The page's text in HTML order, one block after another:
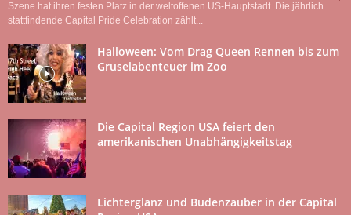
Szene hat ihren festen Platz in der weltoffenen US-Hauptstadt. Die jährlich
stattfindende Capital Pride Celebration zählt...
Halloween: Vom Drag Queen Rennen bis zum
Gruselabenteuer im Zoo
Die Capital Region USA feiert den
amerikanischen Unabhängigkeitstag
Lichterglanz und Budenzauber in der Capital